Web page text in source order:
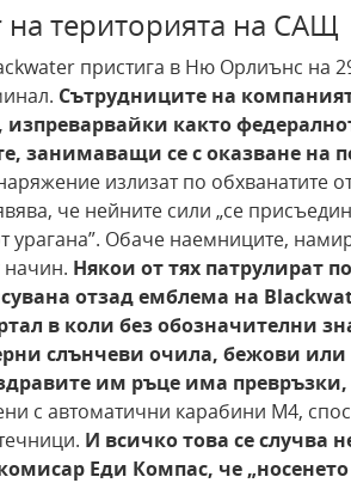
на територията на САЩ
пристига в Ню Орлиънс на
Сътрудниците на
изпреварвайки както
занимаващи се с оказване на
излизат по обхванатите
че нейните сили „се
урагана”. Обаче наемниците,
начин. Някои от тях патрулират
отзад емблема на
в коли без обозначителни
слънчеви очила, бежови
им ръце има
с автоматични карабини М4,
И всичко това сеслучва
Еди Компас, че